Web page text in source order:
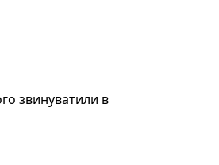
звинуватили в